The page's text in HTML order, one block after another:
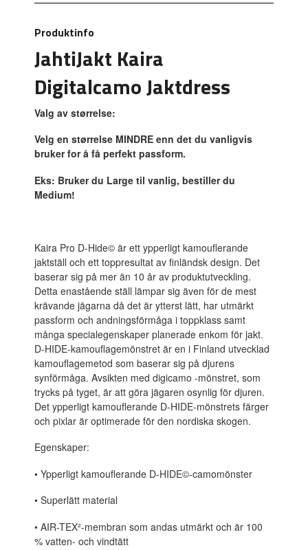
Produktinfo
JahtiJakt Kaira
Digitalcamo Jaktdress
Valg av størrelse:
Velg en størrelse MINDRE enn det du vanligvis
bruker for å få perfekt passform.
Eks: Bruker du Large til vanlig, bestiller du
Medium!
Kaira Pro D-Hide© är ett ypperligt kamouflerande
jaktställ och ett toppresultat av finländsk design. Det
baserar sig på mer än 10 år av produktutveckling.
Detta enastående ställ lämpar sig även för de mest
krävande jägarna då det är ytterst lätt, har utmärkt
passform och andningsförmåga i toppklass samt
många specialegenskaper planerade enkom för jakt.
D-HIDE-kamouflagemönstret är en i Finland utvecklad
kamouflagemetod som baserar sig på djurens
synförmåga. Avsikten med digicamo -mönstret, som
trycks på tyget, är att göra jägaren osynlig för djuren.
Det ypperligt kamouflerande D-HIDE-mönstrets färger
och pixlar är optimerade för den nordiska skogen.
Egenskaper:
• Ypperligt kamouflerande D-HIDE©-camomönster
• Superlätt material
• AIR-TEX²-membran som andas utmärkt och är 100
% vatten- och vindtätt